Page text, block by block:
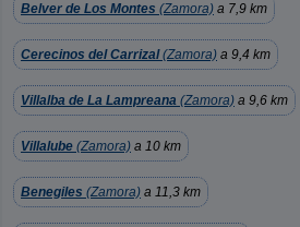
Belver de Los Montes (Zamora) a 7,9 km
Cerecinos del Carrizal(Zamora) a 9,4 km
Villalba de La Lampreana (Zamora) a 9,6 km
Villalube (Zamora) a 10 km
Benegiles (Zamora) a 11,3 km